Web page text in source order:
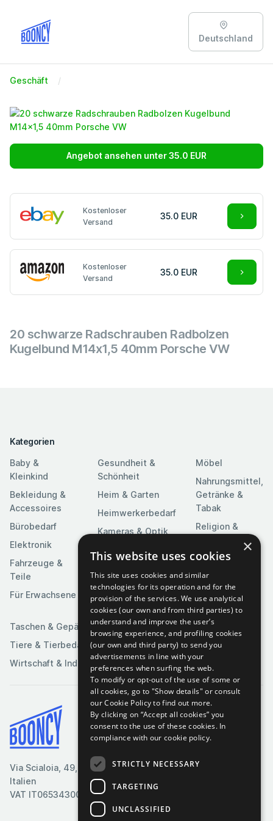
Deutschland
Geschäft
Angebot ansehen unter 35.0 EUR
Kostenloser
Versand
35.0 EUR
Kostenloser
Versand
35.0 EUR
20 schwarze Radschrauben Radbolzen
Kugelbund M14x1,5 40mm Porsche VW
Kategorien
Baby &
Kleinkind
Bekleidung &
Accessoires
Bürobedarf
Elektronik
Fahrzeuge &
Teile
Für Erwachsene
Gesundheit &
Schönheit
Heim & Garten
Heimwerkerbedarf
Kameras & Optik
Kunst &
Unterhaltung
Medien
Möbel
Nahrungsmittel,
Getränke &
Tabak
Religion &
Feierlichkeiten
Software
Spielzeuge &
Spiele
Sportartikel
Taschen & Gepäck
Tiere & Tierbedarf
Wirtschaft & Industrie
Via Scialoia, 49, Florenz,
Italien
VAT IT06534300485
Bedingungen & Konditionen
Cookie-Richtlinie
Datenschutzrichtlinie
×
This website uses cookies
This site uses cookies and similar
technologies for its operation and for the
provision of the services. We use analytical
cookies (our own and from third parties) to
understand and improve the user’s
browsing experience, and profiling cookies
(our own and third party) to send you
advertisements in line with your
preferences when surfing the web.
To modify or opt-out of the use of some or
all cookies, go to "Show details" or consult
our Cookie Policy to find out more.
By clicking on “Accept all cookies” you
consent to the use of these cookies. In
compliance with our cookie policy.
STRICTLY NECESSARY
TARGETING
UNCLASSIFIED